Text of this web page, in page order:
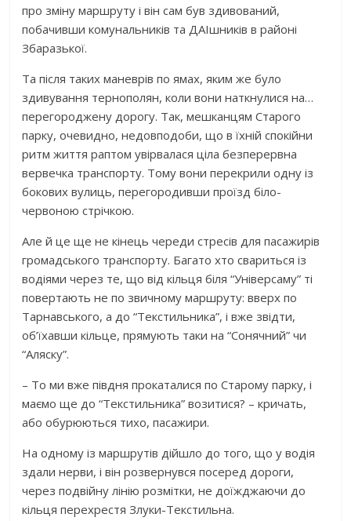
про зміну маршруту і він сам був здивований,
побачивши комунальників та ДАІшників в районі
Збаразької.
Та після таких маневрів по ямах, яким же було
здивування тернополян, коли вони наткнулися на…
перегороджену дорогу. Так, мешканцям Старого
парку, очевидно, недовподоби, що в їхній спокійни
ритм життя раптом увірвалася ціла безперервна
вервечка транспорту. Тому вони перекрили одну із
бокових вулиць, перегородивши проїзд біло-
червоною стрічкою.
Але й це ще не кінець череди стресів для пасажирів
громадського транспорту. Багато хто свариться із
водіями через те, що від кільця біля “Універсаму” ті
повертають не по звичному маршруту: вверх по
Тарнавського, а до “Текстильника”, і вже звідти,
об’їхавши кільце, прямують таки на “Сонячний” чи
“Аляску”.
– То ми вже півдня прокаталися по Старому парку, і
маємо ще до “Текстильника” возитися? – кричать,
або обурюються тихо, пасажири.
На одному із маршрутів дійшло до того, що у водія
здали нерви, і він розвернувся посеред дороги,
через подвійну лінію розмітки, не доїжджаючи до
кільця перехрестя Злуки-Текстильна.